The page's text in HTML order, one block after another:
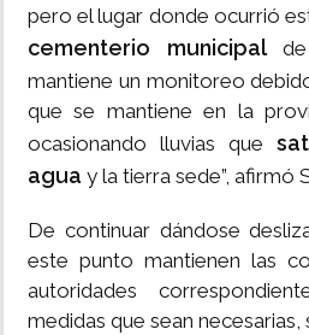
pero el lugar donde ocurrió
cementerio municipalde
mantiene un monitoreo
que se mantiene en la
ocasionando lluvias que
agua y la tierra sede”, afirmó
De continuar dándose
este punto mantienen las
autoridades
medidas que sean necesarias,